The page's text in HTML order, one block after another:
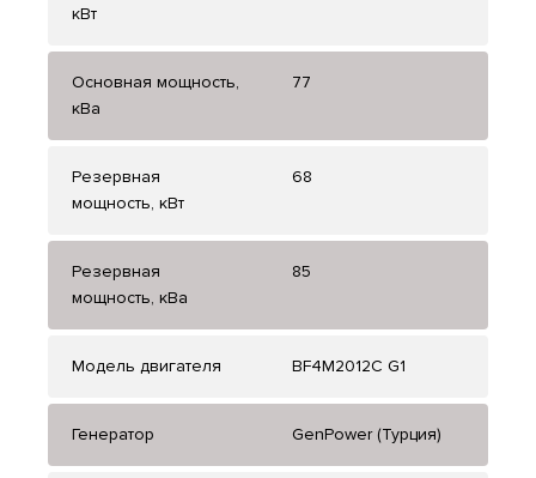
кВт
Основная мощность,
кВа
77
Резервная
мощность, кВт
68
Резервная
мощность, кВа
85
Модель двигателя BF4M2012C G1
Генератор GenPower (Турция)